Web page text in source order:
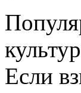
Если